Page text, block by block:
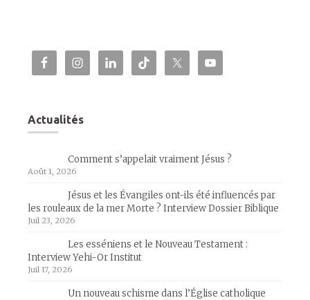
Actualités
Comment s’appelait vraiment Jésus ?
Août 1, 2026
Jésus et les Évangiles ont-ils été influencés par
les rouleaux de la mer Morte ? Interview Dossier Biblique
Juil 23, 2026
Les esséniens et le Nouveau Testament :
Interview Yehi-Or Institut
Juil 17, 2026
Un nouveau schisme dans l’Église catholique